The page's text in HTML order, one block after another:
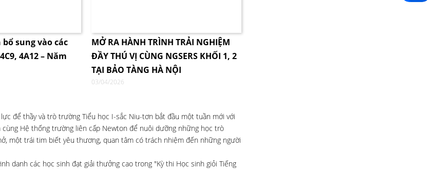
sung vào các
4A12 – Năm
MỞ RA HÀNH TRÌNH TRẢI NGHIỆM
ĐẦY THÚ VỊ CÙNG NGSERS KHỐI 1, 2
TẠI BẢO TÀNG HÀ NỘI
03/04/2026
để thầy và trò trường Tiểu học I-sắc Niu-tơn bắt đầu một tuần mới với
Hệ thống trường liên cấp Newton để nuôi dưỡng những học trò
một trái tim biết yêu thương, quan tâm có trách nhiệm đến những người
danh các học sinh đạt giải thưởng cao trong "Kỳ thi Học sinh giỏi Tiếng